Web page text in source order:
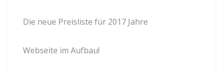
Die neue Preisliste für 2017 Jahre
Webseite im Aufbau!